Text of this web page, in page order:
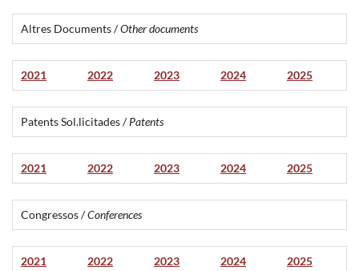
Altres Documents /Other documents
2021 2022 2023 2024 2025
Patents Sol.licitades /Patents
2021 2022 2023 2024 2025
Congressos /Conferences
2021 2022 2023 2024 2025